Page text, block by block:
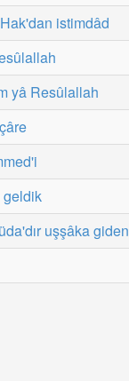
istimdâd
yâ Resûlallah
geldik
uşşâka giden